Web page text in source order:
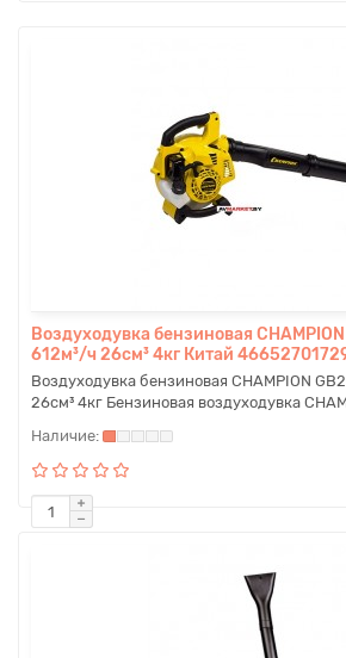
Воздуходувка бензиновая
612м³/ч 26см³ 4кг Китай
Воздуходувка бензиновая CHAMPION
26см³ 4кг Бензиновая воздуходувка